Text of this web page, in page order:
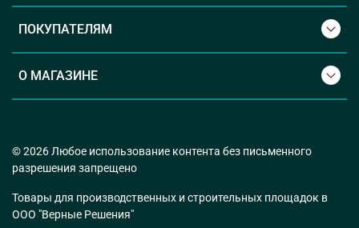
ПОКУПАТЕЛЯМ
О МАГАЗИНЕ
© 2026 Любое использование контента без письменного
разрешения запрещено
Товары для производственных и строительных площадок в
ООО "Верные Решения"